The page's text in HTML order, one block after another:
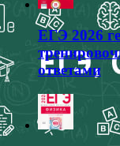
ЕГЭ 2026
ответами